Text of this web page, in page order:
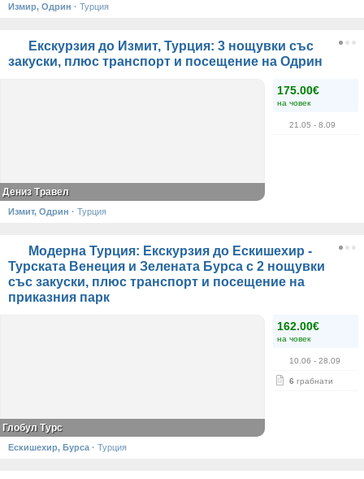
Измир, Одрин · Турция
Екскурзия до Измит, Турция: 3 нощувки със
закуски, плюс транспорт и посещение на Одрин
175.00€
на човек
21.05 - 8.09
Дениз Травел
Измит, Одрин · Турция
Модерна Турция: Екскурзия до Ескишехир -
Турската Венеция и Зелената Бурса с 2 нощувки
със закуски, плюс транспорт и посещение на
приказния парк
162.00€
на човек
10.06 - 28.09
6 грабнати
Глобул Турс
Ескишехир, Бурса · Турция